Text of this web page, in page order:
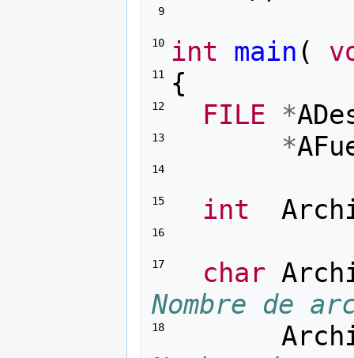
9
10 int main (
11 {
12 FILE *
13 *
14
15 int
16
17 char
Nombre de
18